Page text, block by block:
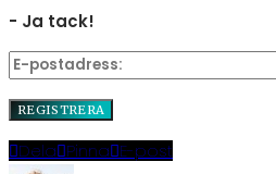
- Ja tack!
Dela Pinna E-post